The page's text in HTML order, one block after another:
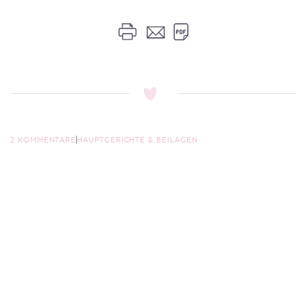
2 KOMMENTAREHAUPTGERICHTE & BEILAGEN